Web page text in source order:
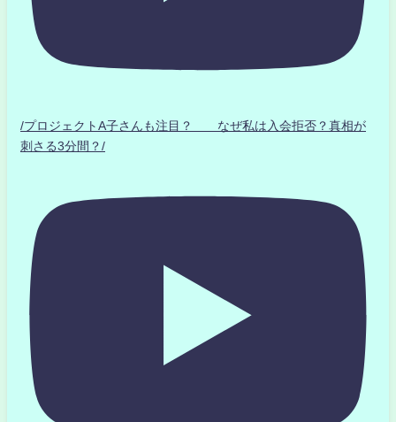
/プロジェクトA子さんも注目？ なぜ私は入会拒否？真相が
刺さる3分間？/